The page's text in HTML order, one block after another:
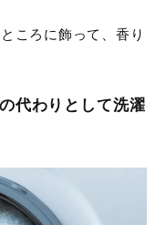
ころに飾って、香り
代わりとして洗濯